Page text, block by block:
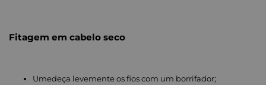
Fitagem em cabelo seco
Umedeça levemente os fios com um borrifador;